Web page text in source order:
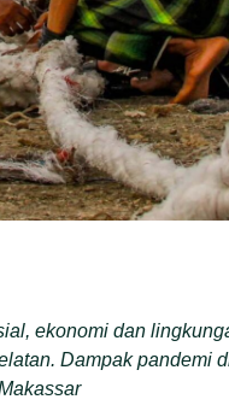
ekonomi dan
Dampak pandemi